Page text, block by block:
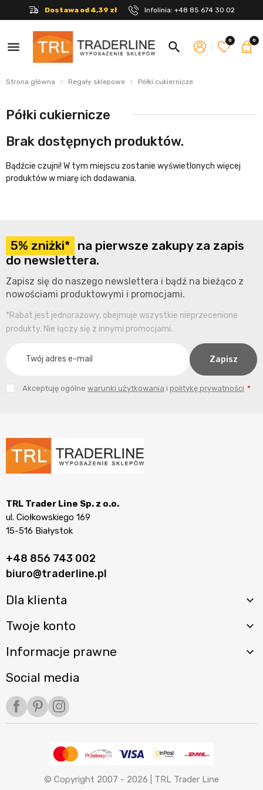
Dostawa od 4,39 zł Infolinia: +48 85 674 30 02
menu search 0 0
Strona główna Regały sklepowe Półki cukiernicze
Półki cukiernicze
Brak dostępnych produktów.
Bądźcie czujni! W tym miejscu zostanie wyświetlonych więcej
produktów w miarę ich dodawania.
5% zniżki* na pierwsze zakupy za zapis
do newslettera.
Zapisz się do naszego newslettera i bądź na bieżąco z
nowościami produktowymi i promocjami.
*Rabat jest jednorazowy, obejmuje wszystkie nieprzecenione
produkty. Nie łączy się z innymi promocjami.
Akceptuję ogólne warunki użytkowania i politykę prywatności
TRL Trader Line Sp. z o.o.
ul. Ciołkowskiego 169
15-516 Białystok
+48 856 743 002
biuro@traderline.pl
Dla klienta 
Twoje konto 
Informacje prawne 
Social media
Facebook
PinterestInstagram
© Copyright 2007 - 2026 | TRL Trader Line